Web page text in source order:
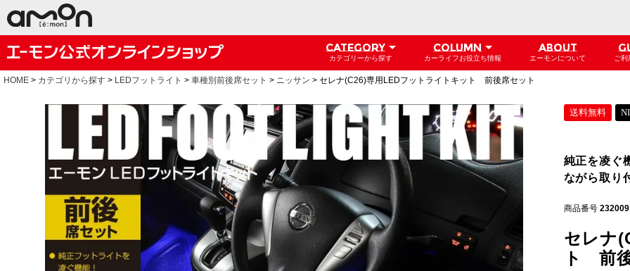
CATEGORY
カテゴリーから探す
COLUMN
カーライフお役立ち情報
ABOUT
エーモンについて ご
HOME カテゴリから探す LEDフットライト 車種別前後席セット ニッサン セレナ(C26)専用LEDフットライトキット 前後席セット
送料無料
純正を凌ぐ
ながら取り
商品番号 232009
セレナ
ト 前